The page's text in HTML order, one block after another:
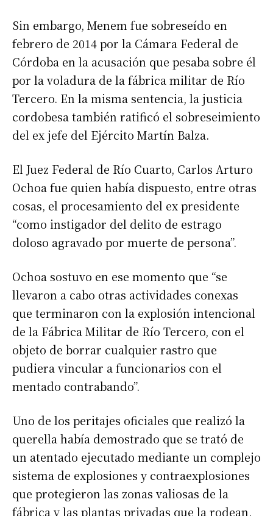
Sin embargo, Menem fue sobreseído en
febrero de 2014 por la Cámara Federal de
Córdoba en la acusación que pesaba sobre él
por la voladura de la fábrica militar de Río
Tercero. En la misma sentencia, la justicia
cordobesa también ratificó el sobreseimiento
del ex jefe del Ejército Martín Balza.
El Juez Federal de Río Cuarto, Carlos Arturo
Ochoa fue quien había dispuesto, entre otras
cosas, el procesamiento del ex presidente
“como instigador del delito de estrago
doloso agravado por muerte de persona”.
Ochoa sostuvo en ese momento que “se
llevaron a cabo otras actividades conexas
que terminaron con la explosión intencional
de la Fábrica Militar de Río Tercero, con el
objeto de borrar cualquier rastro que
pudiera vincular a funcionarios con el
mentado contrabando”.
Uno de los peritajes oficiales que realizó la
querella había demostrado que se trató de
un atentado ejecutado mediante un complejo
sistema de explosiones y contraexplosiones
que protegieron las zonas valiosas de la
fábrica y las plantas privadas que la rodean.